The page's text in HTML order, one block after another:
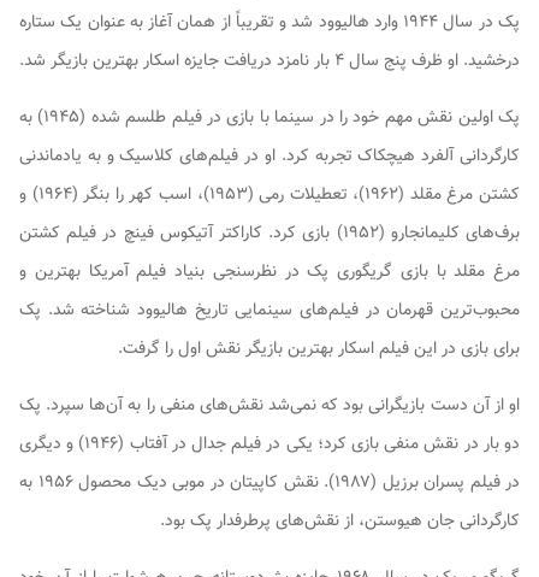
پک در سال ۱۹۴۴ وارد هالیوود شد و تقریباً از همان آغاز به عنوان یک ستاره
درخشید. او ظرف پنج سال ۴ بار نامزد دریافت جایزه اسکار بهترین بازیگر شد.
پک اولین نقش مهم خود را در سینما با بازی در فیلم طلسم شده
(۱۹۴۵) به
کارگردانی آلفرد هیچکاک تجربه کرد. او در فیلم‌های کلاسیک و به یادماندنی
کشتن مرغ مقلد (۱۹۶۲)، تعطیلات رمی(۱۹۵۳)، اسب کهر را بنگر(۱۹۶۴) و
برف‌های کلیمانجارو (۱۹۵۲) بازی کرد. کاراکتر آتیکوس فینچ در فیلم کشتن
مرغ مقلدبا بازی گریگوری پکدر نظرسنجی بنیاد فیلم آمریکا بهترین و
محبوب‌ترین قهرمان در فیلم‌های سینمایی تاریخ هالیوود شناخته شد. پک
برای بازی در این فیلم اسکار بهترین بازیگر نقش اول را گرفت.
او از آن دست بازیگرانی بود که نمی‌شد نقش‌های منفی را به آن‌ها سپرد. پک
دو بار در نقش منفی بازی کرد؛ یکی در فیلمجدال در آفتاب
(۱۹۴۶) و دیگری
در فیلم پسران برزیل (۱۹۸۷). نقش کاپیتان در موبی دیک
محصول ۱۹۵۶ به
کارگردانی جان هیوستن، از نقش‌های پرطرفدار پک بود.